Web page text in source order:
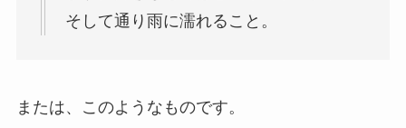
そして通り雨に濡れること。
または、このようなものです。